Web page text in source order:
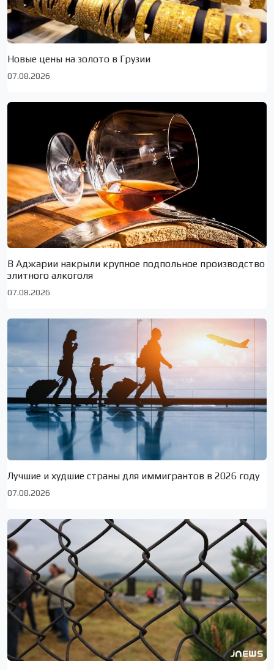
Новые цены на золото в Грузии
07.08.2026
В Аджарии накрыли крупное подпольное производство
элитного алкоголя
07.08.2026
Лучшие и худшие страны для иммигрантов в 2026 году
07.08.2026